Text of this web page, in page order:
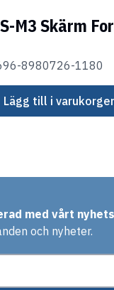
M3 Skärm
8980726-1180
Lägg till i
med vårt
och nyheter.